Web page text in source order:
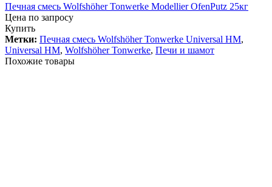
Печная смесь Wolfshöher Tonwerke Modellier OfenPutz 25кг
Цена по запросу
Купить
Метки: Печная смесь Wolfshöher Tonwerke Universal HM,
Universal HM, Wolfshöher Tonwerke, Печи и шамот
Похожие товары